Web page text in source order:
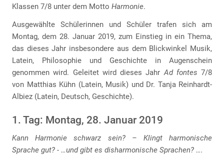
Klassen 7/8 unter dem Motto Harmonie.
Ausgewählte Schülerinnen und Schüler trafen sich am
Montag, dem 28. Januar 2019, zum Einstieg in ein Thema,
das dieses Jahr insbesondere aus dem Blickwinkel Musik,
Latein, Philosophie und Geschichte in Augenschein
genommen wird. Geleitet wird dieses JahrAd fontes 7/8
von Matthias Kühn (Latein, Musik) und Dr. Tanja Reinhardt-
Albiez (Latein, Deutsch, Geschichte).
1. Tag: Montag, 28. Januar 2019
Kann Harmonie schwarz sein? – Klingt harmonische
Sprache gut? - …und gibt es disharmonische Sprachen? ….